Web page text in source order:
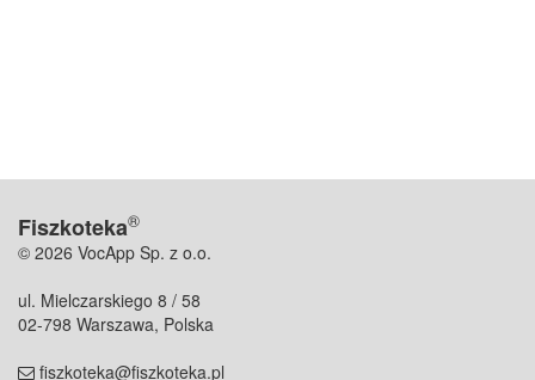
Fiszkoteka®
© 2026 VocApp Sp. z o.o.
ul. Mielczarskiego 8 / 58
02-798 Warszawa, Polska
fiszkoteka@fiszkoteka.pl